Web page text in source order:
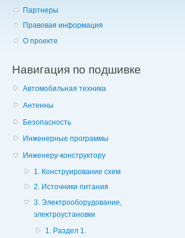
Партнеры
Правовая информация
О проекте
Навигация по подшивке
Автомобильная техника
Антенны
Безопасность
Инженерные программы
Инженеру-конструктору
1. Конструирование схем
2. Источники питания
3. Электрооборудование,
электроустановки
1. Раздел 1.